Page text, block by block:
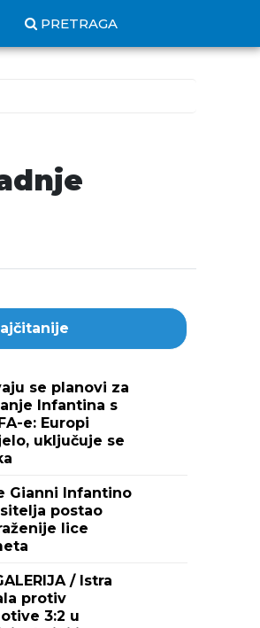
PRETRAGA
se planovi za
Infantina s
e: Europi
uključuje se
Gianni Infantino
postao
lice
/ Istra
protiv
3:2 u